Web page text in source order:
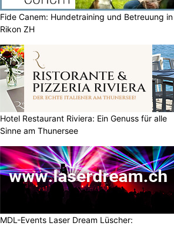
Fide Canem: Hundetraining und Betreuung in
Rikon ZH
Hotel Restaurant Riviera: Ein Genuss für alle
Sinne am Thunersee
MDL-Events Laser Dream Lüscher: